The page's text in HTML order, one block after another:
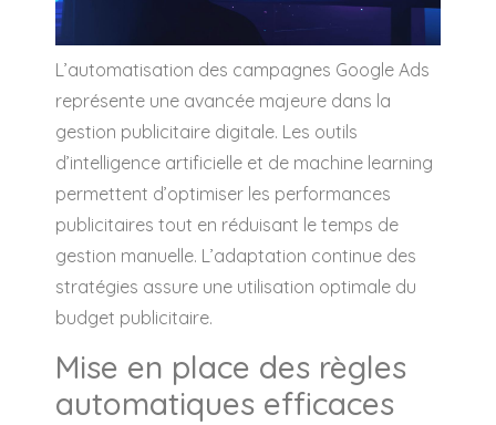
L’automatisation des campagnes Google Ads
représente une avancée majeure dans la
gestion publicitaire digitale. Les outils
d’intelligence artificielle et de machine learning
permettent d’optimiser les performances
publicitaires tout en réduisant le temps de
gestion manuelle. L’adaptation continue des
stratégies assure une utilisation optimale du
budget publicitaire.
Mise en place des règles
automatiques efficaces